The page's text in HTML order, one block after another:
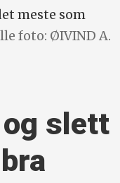
meste som
foto: ØIVIND A.
slett